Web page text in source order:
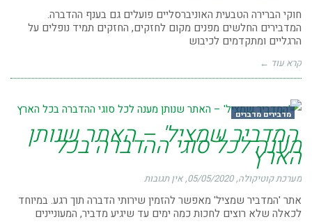
חוקי הברירה הטבעית האוניברסליים פועלים גם בענף ההדברה.
המדבירים החלשים מפנים מקום לחזקים, החזקים תמיד נופלים על
הרגליים ומתקדמים לכיבוש
קרא עוד ←
מדבירים מדברים
'המדביר שמציל' – האתר שנותן
מענה לכל סוגי ההדברה בכל
הארץ
מערכת קוטיקולה 05/05/2020 אין תגובות
אתר 'המדביר שמציל' מאפשר להזמין שירותי הדברה תוך רגע. במיוחד
לכאלה שלא רוצים לחכות כמה ימים עד שיגיע מדביר, המעוניינים